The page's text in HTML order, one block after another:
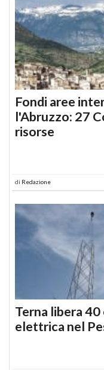
Fondi aree
l'Abruzzo: 27
risorse
di Redazione
Terna libera
elettrica nel